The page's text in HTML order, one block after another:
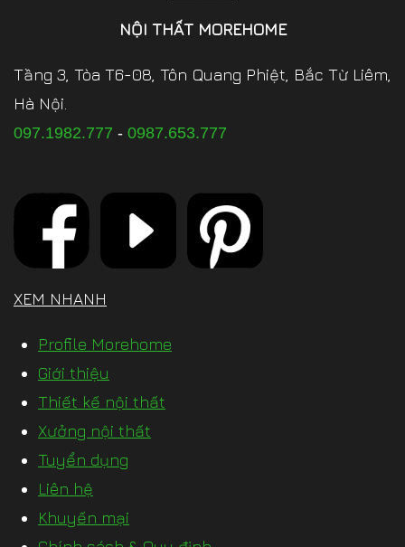
NỘI THẤT MOREHOME
Tầng 3, Tòa T6-08, Tôn Quang Phiệt, Bắc Từ Liêm,
Hà Nội.
097.1982.777 - 0987.653.777
XEM NHANH
Profile Morehome
Giới thiệu
Thiết kế nội thất
Xưởng nội thất
Tuyển dụng
Liên hệ
Khuyến mại